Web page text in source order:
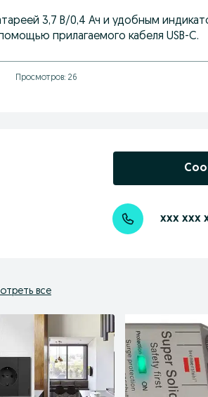
3,7 В/0,4 Ач и удобным
прилагаемого кабеля USB-C.
Просмотров: 26
xxx xxx
все